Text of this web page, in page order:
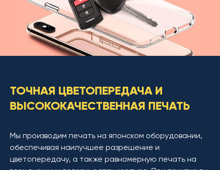
ТОЧНАЯ ЦВЕТОПЕРЕДАЧА И
ВЫСОКОКАЧЕСТВЕННАЯ ПЕЧАТЬ
Мы производим печать на японском оборудовании,
обеспечивая наилучшее разрешение и
цветопередачу, а также равномерную печать на